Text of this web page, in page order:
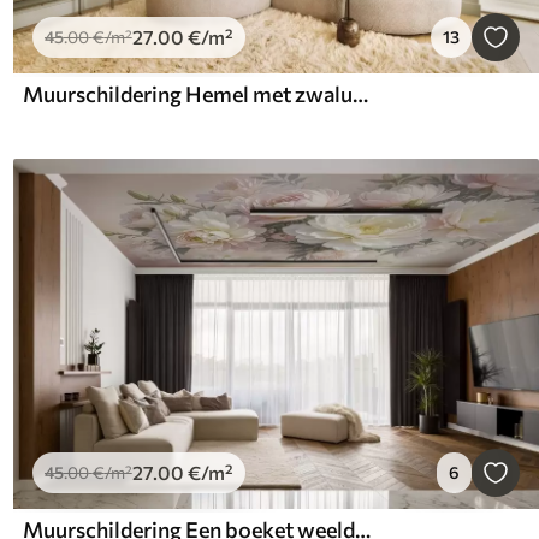
45.00€/m²27.00 €/m² 13
Muurschildering Hemel met zwaluwen
45.00€/m²27.00 €/m² 6
Muurschildering Een boeket weelderige, pastelkleurige pioenrozen en andere bloemen tegen een zachte, onscherpe achtergrond